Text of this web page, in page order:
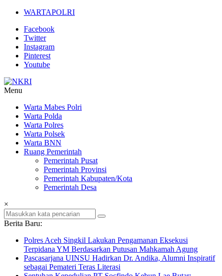
Lompat
konten
WARTAPOLRI
Facebook
Twitter
Instagram
Pinterest
Youtube
Jurnalisme
Positif
Menu
Warta Mabes Polri
Warta Polda
Warta Polres
Warta Polsek
Warta BNN
Ruang Pemerintah
Pemerintah Pusat
Pemerintah Provinsi
Pemerintah Kabupaten/Kota
Pemerintah Desa
×
Berita Baru:
Polres Aceh Singkil Lakukan Pengamanan Eksekusi
Terpidana YM Berdasarkan Putusan Mahkamah Agung
Pascasarjana UINSU Hadirkan Dr. Andika, Alumni Inspiratif
sebagai Pemateri Teras Literasi